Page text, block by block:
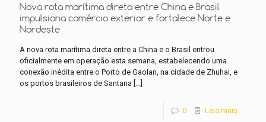
Nova rota marítima direta entre China e Brasil
impulsiona comércio exterior e fortalece Norte e
Nordeste
A nova rota marítima direta entre a China e o Brasil entrou
oficialmente em operação esta semana, estabelecendo uma
conexão inédita entre o Porto de Gaolan, na cidade de Zhuhai, e
os portos brasileiros de Santana […]
0 Leia mais